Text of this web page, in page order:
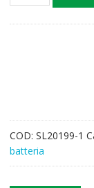
COD: SL20199-1
batteria